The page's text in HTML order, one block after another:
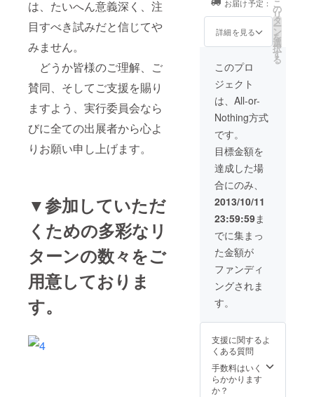
は、たいへん意義深く、注
目すべき試みだと信じてや
みません。
どうか皆様のご理解、ご
賛同、そしてご支援を賜り
ますよう、実行委員会なら
びに全ての出展者から心よ
りお願い申し上げます。
▼参加していただ
くための多彩なリ
ターンの数々をご
用意しておりま
す。
された作品のお
披露目会にご招
待いたします。
※来年１月に増
・作家からの手
作りの小作品を
プレゼント致し
ます。 ・選考過
程や、ノミネー
ト作品のレポー
ト。 ※メール
にてお送りさせ
ていただきま
す。
制作された作品
（上代２万円相
当）をプレゼン
して参加いただ
けます。 ※ご
推薦される作品
が必ず入賞でき
る、といった類
の権利ではな
く、審査員とし
て選考に参加が
出来る権利とし
てご理解くださ
い。 ※審査会
は、「天祭 一
〇八」会期中の
出された作品の
お披露目会にご
招待いたしま
す。 ※来年１
月に増上寺で開
催予定 ・作家か
らの手作りの小
作品をプレゼン
ト致します。 ・
選考過程や、ノ
ミネート作品の
レポート。 ※
メールにてお送
りさせていただ
きます。
お届け予定：
詳細を見る
こ
の
リ
タ
ー
ン
を
選
択
す
る
このプロ
ジェクト
は、All-or-
Nothing方式
です。
目標金額を
達成した場
合にのみ、
2013/10/11
23:59:59ま
でに集まっ
た金額が
ファンディ
ングされま
す。
支援に関するよ
くある質問
手数料はいく
らかかります
か？